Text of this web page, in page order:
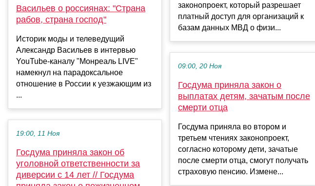
Васильев о россиянах: "Страна
рабов, страна господ"
Историк моды и телеведущий
Александр Васильев в интервью
YouTube-каналу "Монреаль LIVE"
намекнул на парадоксальное
отношение в России к уезжающим из
...
19:00, 11 Ноя
Госдума приняла закон об
уголовной ответственности за
диверсии с 14 лет // Госдума
законопроект, который разрешает
платный доступ для организаций к
базам данных МВД о физи...
09:00, 20 Ноя
Госдума приняла закон о
выплатах детям, зачатым после
смерти отца
Госдума приняла во втором и
третьем чтениях законопроект,
согласно которому дети, зачатые
после смерти отца, смогут получать
страховую пенсию. Измене...